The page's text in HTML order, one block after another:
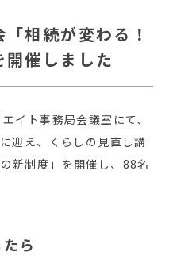
相続が変わる！
催しました
イト事務局会議室にて、
迎え、くらしの見直し講
新制度」を開催し、88名
ら